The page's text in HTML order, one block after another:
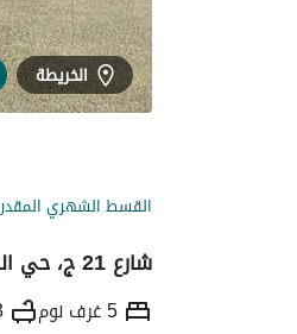
الخريطة
القسط الشهري المقدر
شارع 21 ج، حي الصفا، جازان
5 غرف نوم 3